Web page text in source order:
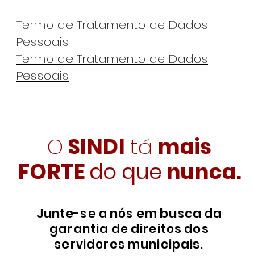
Termo de Tratamento de Dados
Pessoais
Termo de Tratamento de Dados
Pessoais
O SINDI tá mais
FORTEdo que nunca.
Junte-se a nós em busca da
garantia de direitos dos
servidores municipais.